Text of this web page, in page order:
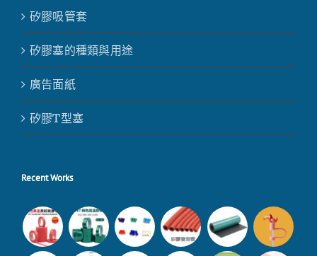
矽膠吸管套
矽膠塞的種類與用途
廣告面紙
矽膠T型塞
Recent Works